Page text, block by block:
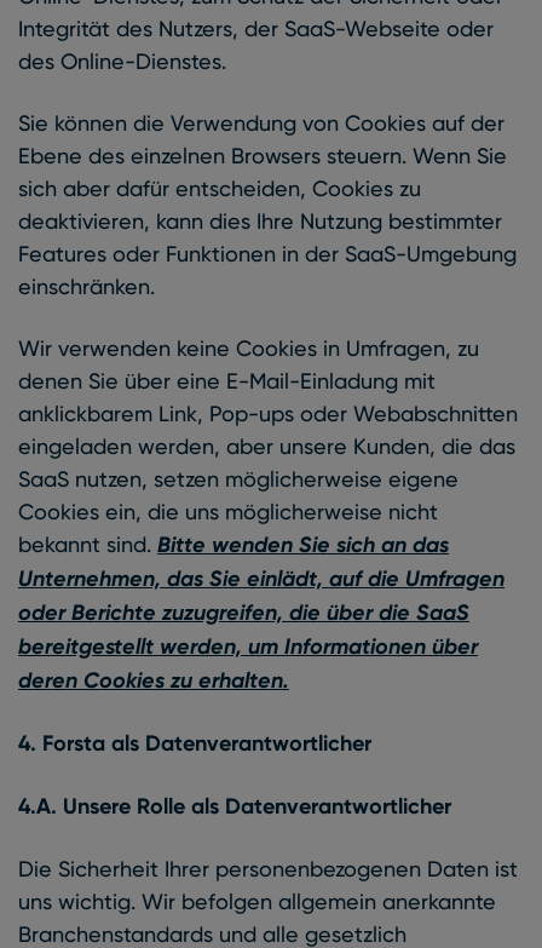
Integrität des Nutzers, der SaaS-Webseite oder
des Online-Dienstes.
Sie können die Verwendung von Cookies auf der
Ebene des einzelnen Browsers steuern. Wenn Sie
sich aber dafür entscheiden, Cookies zu
deaktivieren, kann dies Ihre Nutzung bestimmter
Features oder Funktionen in der SaaS-Umgebung
einschränken.
Wir verwenden keine Cookies in Umfragen, zu
denen Sie über eine E-Mail-Einladung mit
anklickbarem Link, Pop-ups oder Webabschnitten
eingeladen werden, aber unsere Kunden, die das
SaaS nutzen, setzen möglicherweise eigene
Cookies ein, die uns möglicherweise nicht
bekannt sind. Bitte wenden Sie sich an das
Unternehmen, das Sie einlädt, auf die Umfragen
oder Berichte zuzugreifen, die über die SaaS
bereitgestellt werden, um Informationen über
deren Cookies zu erhalten.
4. Forsta als Datenverantwortlicher
4.A. Unsere Rolle als Datenverantwortlicher
Die Sicherheit Ihrer personenbezogenen Daten ist
uns wichtig. Wir befolgen allgemein anerkannte
Branchenstandards und alle gesetzlich